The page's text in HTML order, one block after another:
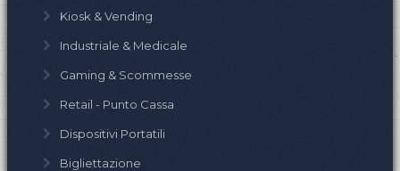
Kiosk & Vending
Industriale & Medicale
Gaming & Scommesse
Retail - Punto Cassa
Dispositivi Portatili
Bigliettazione